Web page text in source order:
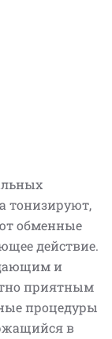
тонизируют,
обменные
действие.
и
приятным
процедуры
в